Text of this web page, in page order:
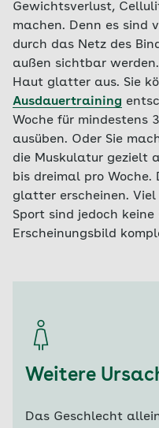
Gewichtsverlust,
machen. Denn es sind
durch das Netz des
außen sichtbar
Haut glatter aus. Sie
Ausdauertraining
Woche für mindestens
ausüben. Oder Sie
die Muskulatur gezielt
bis dreimal pro
glatter erscheinen. Viel
Sport sind jedoch
Erscheinungsbild
Weitere
Das Geschlecht